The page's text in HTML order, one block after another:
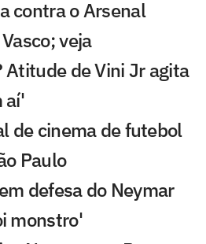
contra o Arsenal
veja
Atitude de Vini Jr agita
aí'
de cinema de futebol
Paulo
defesa do Neymar
monstro'